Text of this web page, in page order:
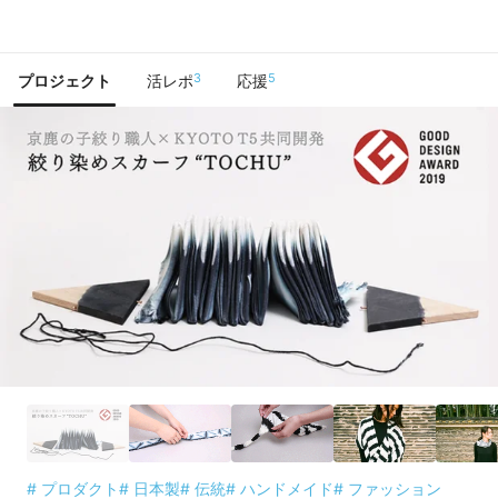
プロジェクト 活レポ3 応援5
# プロダクト# 日本製# 伝統# ハンドメイド# ファッション